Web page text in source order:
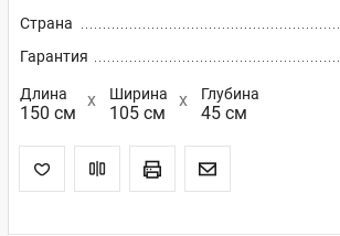
Страна
Гарантия
Длина
150 см
Ширина
105 см
Глубина
45 см